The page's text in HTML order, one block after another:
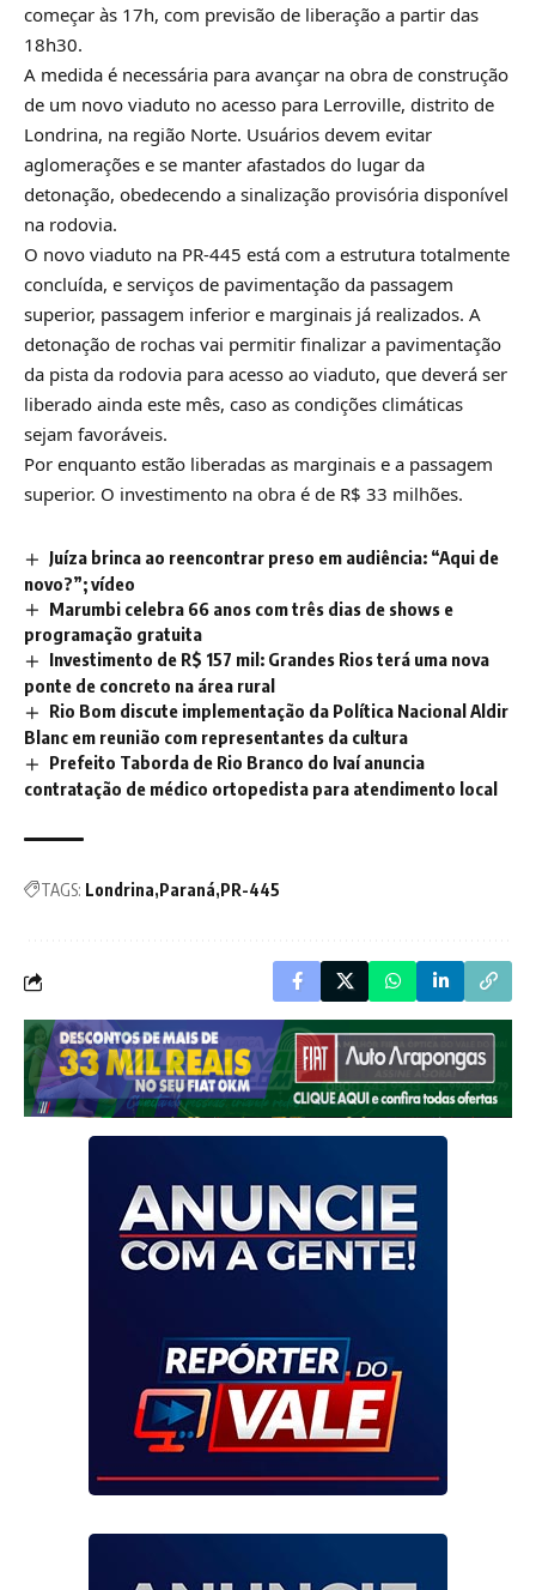
começar às 17h, com previsão de liberação a partir das
18h30.
A medida é necessária para avançar na obra de construção
de um novo viaduto no acesso para Lerroville, distrito de
Londrina, na região Norte. Usuários devem evitar
aglomerações e se manter afastados do lugar da
detonação, obedecendo a sinalização provisória disponível
na rodovia.
O novo viaduto na PR-445 está com a estrutura totalmente
concluída, e serviços de pavimentação da passagem
superior, passagem inferior e marginais já realizados. A
detonação de rochas vai permitir finalizar a pavimentação
da pista da rodovia para acesso ao viaduto, que deverá ser
liberado ainda este mês, caso as condições climáticas
sejam favoráveis.
Por enquanto estão liberadas as marginais e a passagem
superior. O investimento na obra é de R$ 33 milhões.
Juíza brinca ao reencontrar preso em audiência: “Aqui de
novo?”; vídeo
Marumbi celebra 66 anos com três dias de shows e
programação gratuita
Investimento de R$ 157 mil: Grandes Rios terá uma nova
ponte de concreto na área rural
Rio Bom discute implementação da Política Nacional Aldir
Blanc em reunião com representantes da cultura
Prefeito Taborda de Rio Branco do Ivaí anuncia
contratação de médico ortopedista para atendimento local
TAGS: Londrina Paraná PR-445